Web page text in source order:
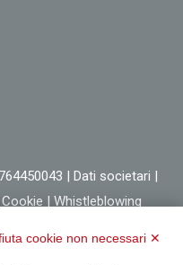
| Dati societari |
Cookie | Whistleblowing
cookie non necessari ✕